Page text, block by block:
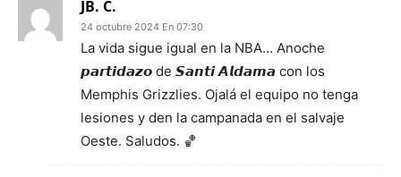
JB. C.
24 octubre 2024 En 07:30
La vida sigue igual en la NBA… Anoche
𝙥𝙖𝙧𝙩𝙞𝙙𝙖𝙯𝙤 de 𝙎𝙖𝙣𝙩𝙞 𝘼𝙡𝙙𝙖𝙢𝙖 con los
Memphis Grizzlies. Ojalá el equipo no tenga
lesiones y den la campanada en el salvaje
Oeste. Saludos. 🏀